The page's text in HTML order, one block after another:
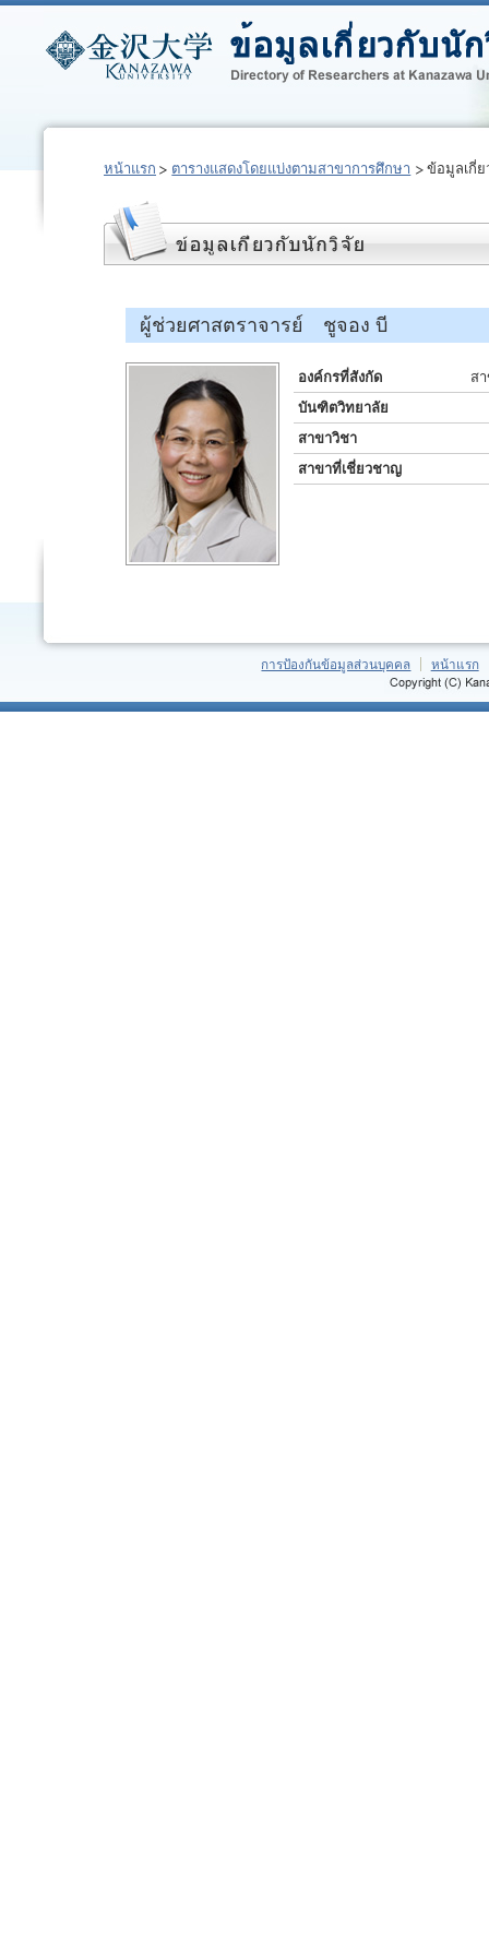
หน้าแรก ตารางแสดงโดยแบ่งตามสาขาการศึกษา ข้อมูลเกี่
ผู้ช่วยศาสตราจารย์ ชูจอง บี
องค์กรที่สังกัด
ส
บันฑิตวิทยาลัย
สาขาวิชา
สาขาที่เชี่ยวชาญ
การป้องกันข้อมูลส่วนบุคคล หน้าแรก